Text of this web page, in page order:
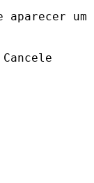
aparecer um